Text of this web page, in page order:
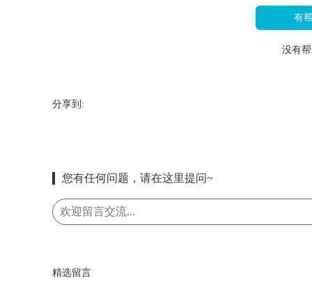
有
没有
分享到:
您有任何问题，请在这里提问~
精选留言